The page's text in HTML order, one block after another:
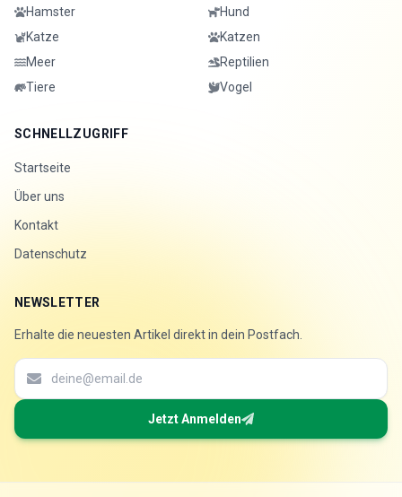
Hamster
Hund
Katze
Katzen
Meer
Reptilien
Tiere
Vogel
SCHNELLZUGRIFF
Startseite
Über uns
Kontakt
Datenschutz
NEWSLETTER
Erhalte die neuesten Artikel direkt in dein Postfach.
Jetzt Anmelden